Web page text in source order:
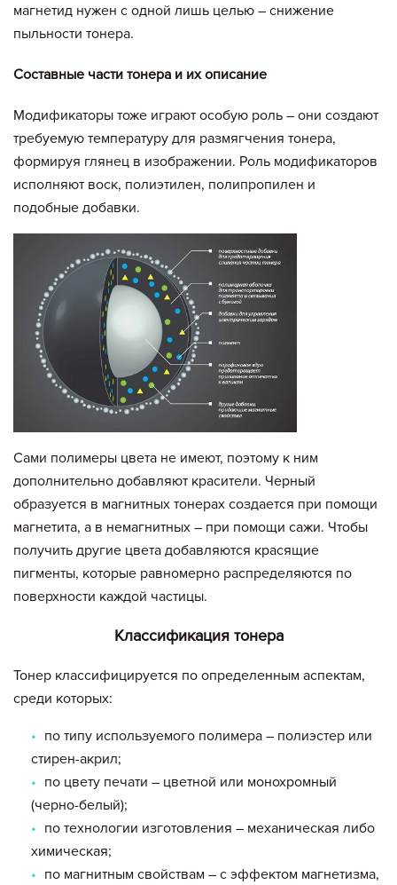
магнетид нужен с одной лишь целью – снижение
пыльности тонера.
Составные части тонера и их описание
Модификаторы тоже играют особую роль – они создают
требуемую температуру для размягчения тонера,
формируя глянец в изображении. Роль модификаторов
исполняют воск, полиэтилен, полипропилен и
подобные добавки.
Сами полимеры цвета не имеют, поэтому к ним
дополнительно добавляют красители. Черный
образуется в магнитных тонерах создается при помощи
магнетита, а в немагнитных – при помощи сажи. Чтобы
получить другие цвета добавляются красящие
пигменты, которые равномерно распределяются по
поверхности каждой частицы.
Классификация тонера
Тонер классифицируется по определенным аспектам,
среди которых:
по типу используемого полимера – полиэстер или
стирен-акрил;
по цвету печати – цветной или монохромный
(черно-белый);
по технологии изготовления – механическая либо
химическая;
по магнитным свойствам – с эффектом магнетизма,